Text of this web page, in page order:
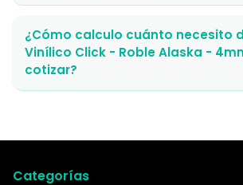
¿Cómo calculo cuánto necesito
Vinílico Click - Roble Alaska -
cotizar?
Categorías